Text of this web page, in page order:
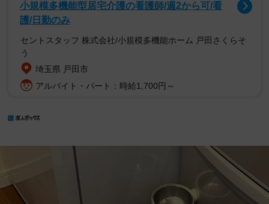
小規模多機能型居宅介護の看護師/週2から可/看
護/日勤のみ
セントスタッフ 株式会社/小規模多機能ホーム 戸田さくらそ
う
埼玉県 戸田市
アルバイト・パート：時給1,700円～